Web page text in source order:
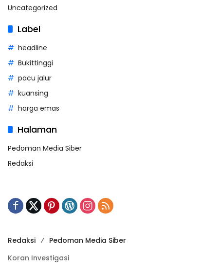
Uncategorized
Label
headline
Bukittinggi
pacu jalur
kuansing
harga emas
Halaman
Pedoman Media Siber
Redaksi
Redaksi
Pedoman Media Siber
Koran Investigasi